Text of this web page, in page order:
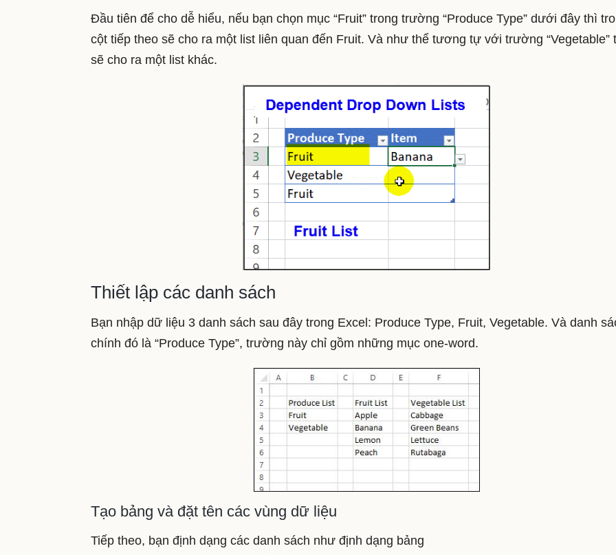
Đầu tiên để cho dễ hiểu, nếu bạn chọn mục “Fruit” trong trường “Produce Type” dưới đây thì
cột tiếp theo sẽ cho ra một list liên quan đến Fruit. Và như thể tương tự với trường “Vegetable”
sẽ cho ra một list khác.
Thiết lập các danh sách
Bạn nhập dữ liệu 3 danh sách sau đây trong Excel: Produce Type, Fruit, Vegetable. Và danh
chính đó là “Produce Type”, trường này chỉ gồm những mục one-word.
Tạo bảng và đặt tên các vùng dữ liệu
Tiếp theo, bạn định dạng các danh sách như định dạng bảng